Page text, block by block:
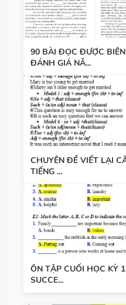
90 BÀI ĐỌC ĐƯỢC
ĐÁNH GIÁ NĂ...
CHUYÊN ĐỀ VIẾT LẠI
TIẾNG ...
ÔN TẬP CUỐI HỌC KỲ
SUCCE...